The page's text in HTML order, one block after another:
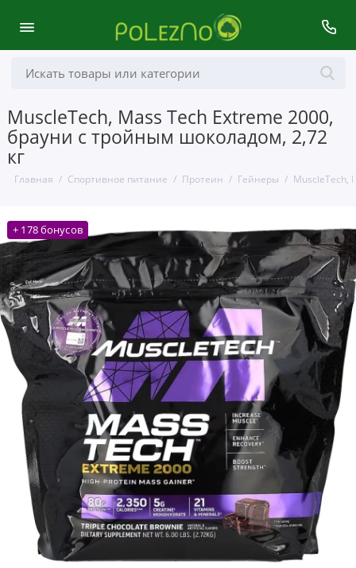
MuscleTech, Mass Tech Extreme 2000,
брауни с тройным шоколадом, 2,72
кг
Главная Спортивное питание Протеин Гейнеры MuscleTech,
+ 178 бонусов